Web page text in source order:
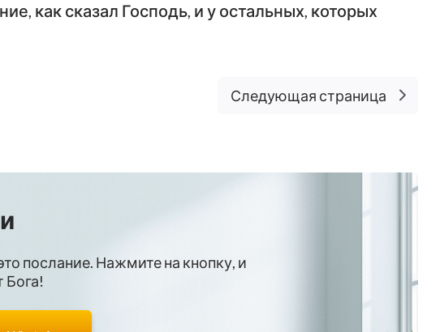
как сказал Господь, и у остальных, которых
Следующая страница
послание. Нажмите на кнопку, и
Бога!